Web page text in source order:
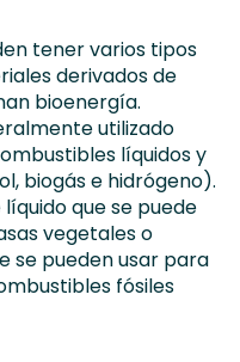
tener varios tipos
derivados de
bioenergía.
utilizado
líquidos y
biogás e hidrógeno).
que se puede
vegetales o
se pueden usar para
fósiles